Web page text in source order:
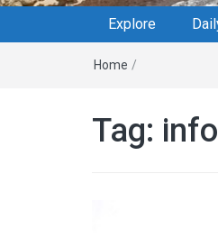
Explore
Home /
Tag: